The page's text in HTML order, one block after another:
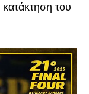
κατάκτηση του